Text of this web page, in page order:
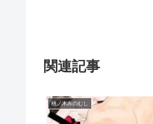
関連記事
桃ノ木みのむし